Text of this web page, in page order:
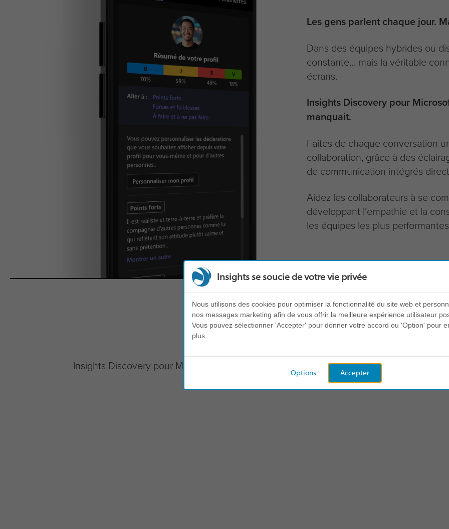
Les gens parlent chaque jour.
Dans des équipes hybrides ou
constante… mais la véritable
écrans.
Insights Discovery pour
manquait.
Faites de chaque conversation
collaboration, grâce à des
de communication intégrés
Aidez les collaborateurs à se
développant l’empathie et la
les équipes les plus
Comment ça fonctionne
Insights Discovery pour Microsoft Teams aide les équipes à mieux communiquer et
Insights se soucie de votre vie privée
Nous utilisons des cookies pour optimiser la fonctionnalité du site web et
nos messages marketing afin de vous offrir la meilleure expérience utilisateur
Vous pouvez sélectionner 'Accepter' pour donner votre accord ou 'Option' pour
plus.
Accepter
Options